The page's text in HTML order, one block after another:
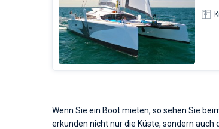
Wenn Sie ein Boot mieten, so sehen Sie
erkunden nicht nur die Küste, sondern